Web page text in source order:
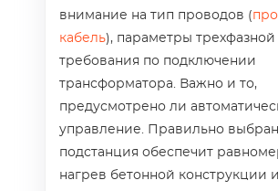
внимание на тип проводов (
кабель), параметры трехфазной
требования по подключении
трансформатора. Важно и то,
предусмотрено ли
управление. Правильно
подстанция обеспечит
нагрев бетонной конструкции и